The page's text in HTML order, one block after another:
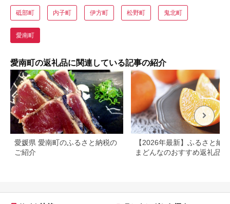
砥部町 内子町 伊方町 松野町 鬼北町
愛南町
愛南町の返礼品に関連している記事の紹介
愛媛県 愛南町のふるさと納税の
ご紹介
【2026年最新】ふるさと納
まどんなのおすすめ返礼品ラ